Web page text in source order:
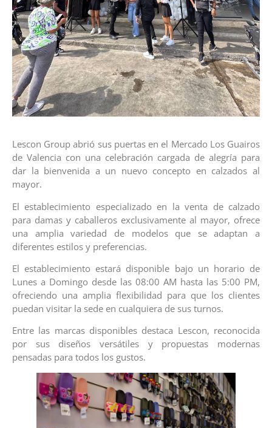
Lescon Group abrió sus puertas en el Mercado Los Guairos
de Valencia con una celebración cargada de alegría para
dar la bienvenida a un nuevo concepto en calzados al
mayor.
El establecimiento especializado en la venta de calzado
para damas y caballeros exclusivamente al mayor, ofrece
una amplia variedad de modelos que se adaptan a
diferentes estilos y preferencias.
El establecimiento estará disponible bajo un horario de
Lunes a Domingo desde las 08:00 AM hasta las 5:00 PM,
ofreciendo una amplia flexibilidad para que los clientes
puedan visitar la sede en cualquiera de sus turnos.
Entre las marcas disponibles destaca Lescon, reconocida
por sus diseños versátiles y propuestas modernas
pensadas para todos los gustos.